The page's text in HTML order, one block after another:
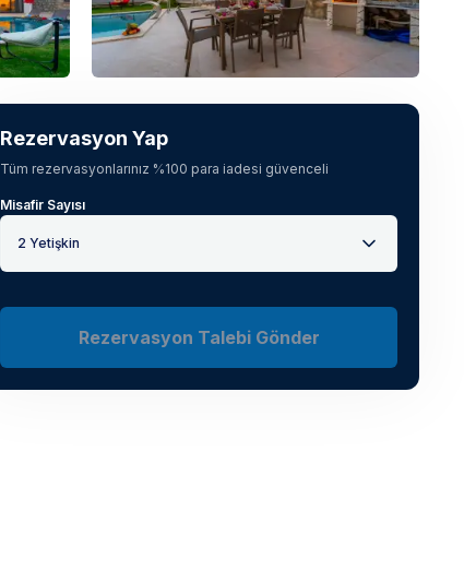
Tüm fotoğrafları gör
Rezervasyon Yap
Tüm rezervasyonlarınız %100 para iadesi güvenceli
Misafir Sayısı
2 Yetişkin
Rezervasyon Talebi Gönder